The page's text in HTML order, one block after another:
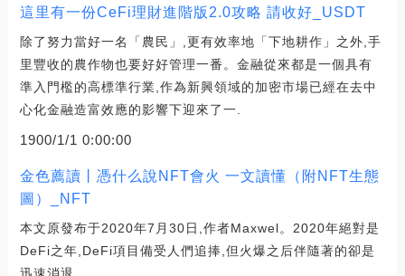
這里有一份CeFi理財進階版2.0攻略 請收好_USDT
除了努力當好一名「農民」,更有效率地「下地耕作」之外,手
里豐收的農作物也要好好管理一番。金融從來都是一個具有
準入門檻的高標準行業,作為新興領域的加密市場已經在去中
心化金融造富效應的影響下迎來了一.
1900/1/1 0:00:00
金色薦讀丨憑什么說NFT會火 一文讀懂（附NFT生態
圖）_NFT
本文原發布于2020年7月30日,作者Maxwel。2020年絕對是
DeFi之年,DeFi項目備受人們追捧,但火爆之后伴隨著的卻是